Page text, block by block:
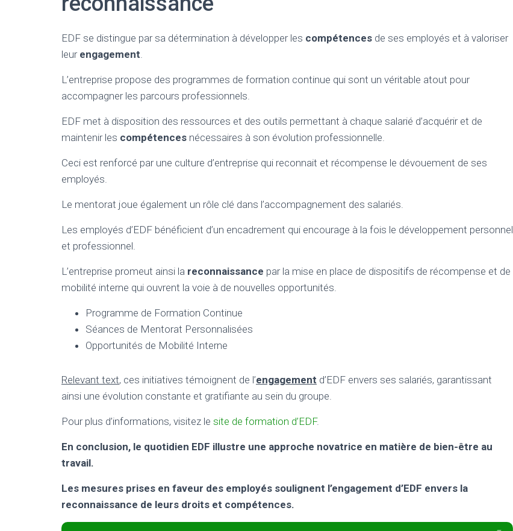
EDF se distingue par sa détermination à développer les compétences de ses employés et à valoriser
leur engagement.
L’entreprise propose des programmes de formation continue qui sont un véritable atout pour
accompagner les parcours professionnels.
EDF met à disposition des ressources et des outils permettant à chaque salarié d’acquérir et de
maintenir les compétences nécessaires à son évolution professionnelle.
Ceci est renforcé par une culture d’entreprise qui reconnait et récompense le dévouement de ses
employés.
Le mentorat joue également un rôle clé dans l’accompagnement des salariés.
Les employés d’EDF bénéficient d’un encadrement qui encourage à la fois le développement personnel
et professionnel.
L’entreprise promeut ainsi la reconnaissance par la mise en place de dispositifs de récompense et de
mobilité interne qui ouvrent la voie à de nouvelles opportunités.
Programme de Formation Continue
Séances de Mentorat Personnalisées
Opportunités de Mobilité Interne
Relevant text, ces initiatives témoignent de l’engagement d’EDF envers ses salariés, garantissant
ainsi une évolution constante et gratifiante au sein du groupe.
Pour plus d’informations, visitez le site de formation d’EDF.
En conclusion, le quotidien EDF illustre une approche novatrice en matière de bien-être au
travail.
Les mesures prises en faveur des employés soulignent l’engagement d’EDF envers la
reconnaissance de leurs droits et compétences.